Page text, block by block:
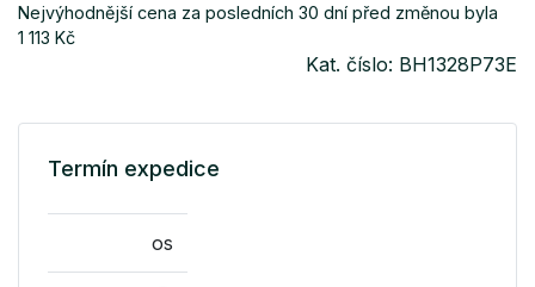
Nejvýhodnější cena za posledních 30 dní před změnou byla
1 113 Kč
Kat. číslo: BH1328P73E
Termín expedice
os